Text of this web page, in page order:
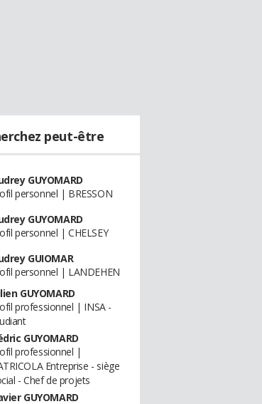
peut-être
GUYOMARD
personnel | BRESSON
GUYOMARD
personnel | CHELSEY
GUIOMAR
personnel | LANDEHEN
GUYOMARD
professionnel | INSA -
GUYOMARD
professionnel |
Entreprise - siège
- Chef de projets
GUYOMARD